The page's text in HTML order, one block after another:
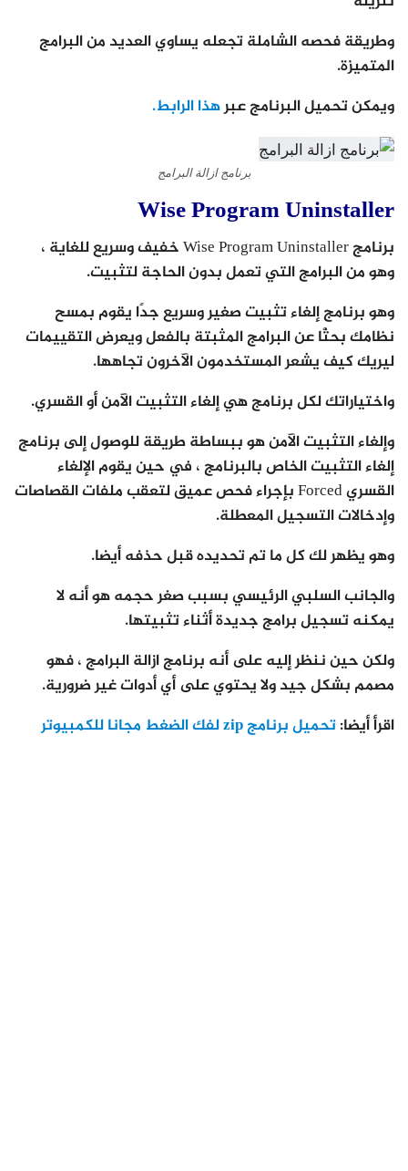
وطريقة فحصه الشاملة تجعله يساوي العديد من البرامج
المتميزة.
ويمكن تحميل البرنامج عبرهذا الرابط.
برنامج ازالة البرامج
Wise Program Uninstaller
برنامج Wise Program Uninstaller خفيف وسريع للغاية ،
وهو من البرامج التي تعمل بدون الحاجة لتثبيت.
وهو برنامج إلغاء تثبيت صغير وسريع جدًا يقوم بمسح
نظامك بحثًا عن البرامج المثبتة بالفعل ويعرض التقييمات
ليريك كيف يشعر المستخدمون الآخرون تجاهها.
واختياراتك لكل برنامج هي إلغاء التثبيت الآمن أو القسري.
وإلغاء التثبيت الآمن هو ببساطة طريقة للوصول إلى برنامج
إلغاء التثبيت الخاص بالبرنامج ، في حين يقوم الإلغاء
القسري Forced بإجراء فحص عميق لتعقب ملفات القصاصات
وإدخالات التسجيل المعطلة.
وهو يظهر لك كل ما تم تحديده قبل حذفه أيضا.
والجانب السلبي الرئيسي بسبب صغر حجمه هو أنه لا
يمكنه تسجيل برامج جديدة أثناء تثبيتها.
ولكن حين ننظر إليه على أنه برنامج ازالة البرامج ، فهو
مصمم بشكل جيد ولا يحتوي على أي أدوات غير ضرورية.
اقرأ أيضا:تحميل برنامج zip لفك الضغط مجانا للكمبيوتر